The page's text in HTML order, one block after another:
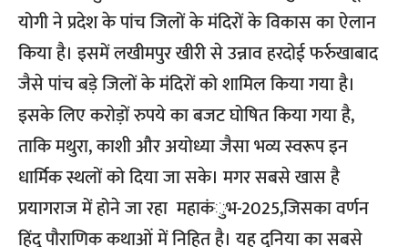
योगी ने प्रदेश के पांच जिलों के मंदिरों के विकास का ऐलान
किया है। इसमें लखीमपुर खीरी से उन्नाव हरदोई फर्रुखाबाद
जैसे पांच बड़े जिलों के मंदिरों को शामिल किया गया है।
इसके लिए करोड़ों रुपये का बजट घोषित किया गया है,
ताकि मथुरा, काशी और अयोध्या जैसा भव्य स्वरूप इन
धार्मिक स्थलों को दिया जा सके। मगर सबसे खास है
प्रयागराज में होने जा रहा महाकंुभ-2025,जिसका वर्णन
हिंदू पौराणिक कथाओं में निहित है। यह दुनिया का सबसे